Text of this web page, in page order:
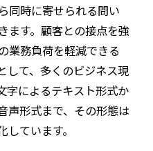
同時に寄せられる問い
ます。顧客との接点を強
業務負荷を軽減できる
して、多くのビジネス現
字によるテキスト形式か
声形式まで、その形態は
ています。